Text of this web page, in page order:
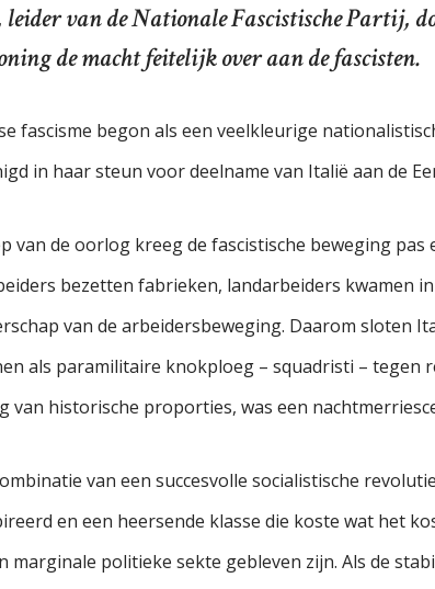
van de Nationale Fascistische Partij,
de macht feitelijk over aan de fascisten.
fascisme begon als een veelkleurige
in haar steun voor deelname van Italië aan de
van de oorlog kreeg de fascistische beweging
bezetten fabrieken, landarbeiders kwamen
van de arbeidersbeweging. Daarom sloten
als paramilitaire knokploeg – squadristi –
van historische proporties, was een
van een succesvolle socialistische
en een heersende klasse die koste wat het
marginale politieke sekte gebleven zijn. Als de